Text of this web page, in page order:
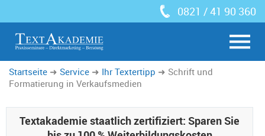
0821 / 41 90 360
Startseite Service Ihr Textertipp
Schrift und
Formatierung in Verkaufsmedien
Textakademie staatlich zertifiziert: Sparen Sie